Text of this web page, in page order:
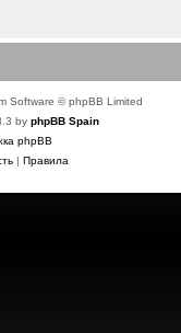
Software © phpBB Limited
by phpBB Spain
phpBB
|Правила